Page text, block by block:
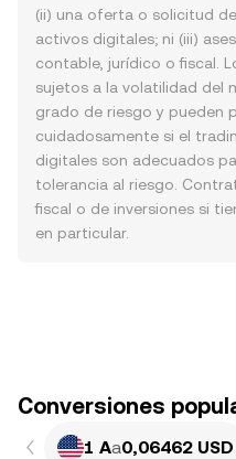
(ii) una oferta o solicitud
activos digitales; ni (iii)
contable, jurídico o fiscal.
sujetos a la volatilidad del
grado de riesgo y pueden
cuidadosamente si el
digitales son adecuados
tolerancia al riesgo.
fiscal o de inversiones si
en particular.
Conversiones
1 Aa0,06462 USD